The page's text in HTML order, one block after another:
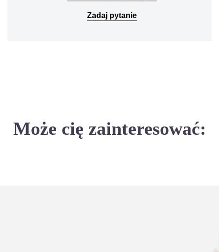
Zadaj pytanie
Może cię zainteresować: